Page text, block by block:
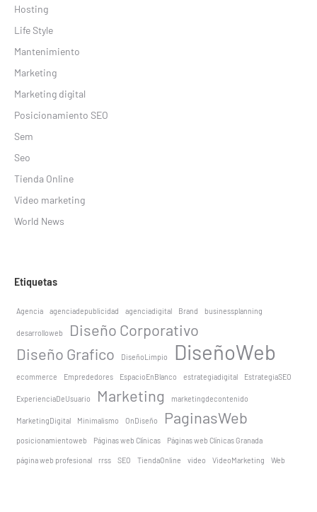
Hosting
Life Style
Mantenimiento
Marketing
Marketing digital
Posicionamiento SEO
Sem
Seo
Tienda Online
Video marketing
World News
Etiquetas
Agencia agenciadepublicidad agenciadigital Brand businessplanning
desarrolloweb
Diseño Corporativo
Diseño Grafico
DiseñoLimpio DiseñoWeb
ecommerce Emprededores EspacioEnBlanco estrategiadigital EstrategiaSEO
ExperienciaDeUsuario Marketing marketingdecontenido
MarketingDigital Minimalismo OnDiseño PaginasWeb
posicionamientoweb Páginas web Clínicas Páginas web Clínicas Granada
página web profesional rrss SEO TiendaOnline video VideoMarketing Web